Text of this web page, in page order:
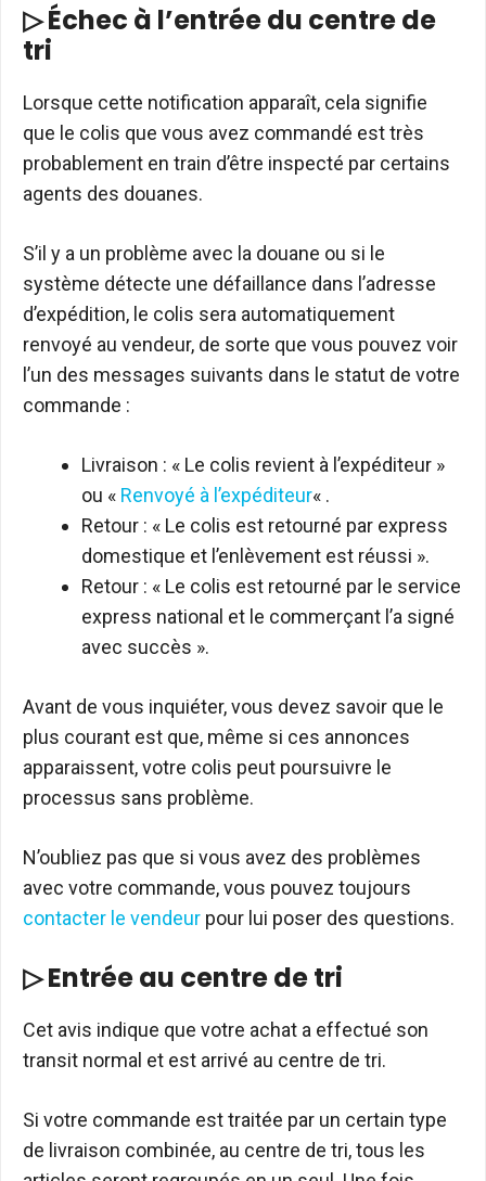
▷ Échec à l’entrée du centre de
tri
Lorsque cette notification apparaît, cela signifie
que le colis que vous avez commandé est très
probablement en train d’être inspecté par certains
agents des douanes.
S’il y a un problème avec la douane ou si le
système détecte une défaillance dans l’adresse
d’expédition, le colis sera automatiquement
renvoyé au vendeur, de sorte que vous pouvez voir
l’un des messages suivants dans le statut de votre
commande :
Livraison : « Le colis revient à l’expéditeur »
ou « Renvoyé à l’expéditeur« .
Retour : « Le colis est retourné par express
domestique et l’enlèvement est réussi ».
Retour : « Le colis est retourné par le service
express national et le commerçant l’a signé
avec succès ».
Avant de vous inquiéter, vous devez savoir que le
plus courant est que, même si ces annonces
apparaissent, votre colis peut poursuivre le
processus sans problème.
N’oubliez pas que si vous avez des problèmes
avec votre commande, vous pouvez toujours
contacter le vendeur pour lui poser des questions.
▷ Entrée au centre de tri
Cet avis indique que votre achat a effectué son
transit normal et est arrivé au centre de tri.
Si votre commande est traitée par un certain type
de livraison combinée, au centre de tri, tous les